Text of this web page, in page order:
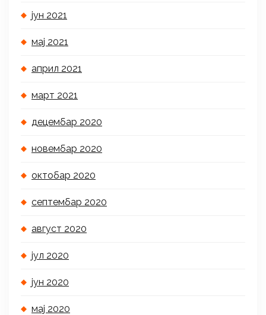
јун 2021
мај 2021
април 2021
март 2021
децембар 2020
новембар 2020
октобар 2020
септембар 2020
август 2020
јул 2020
јун 2020
мај 2020